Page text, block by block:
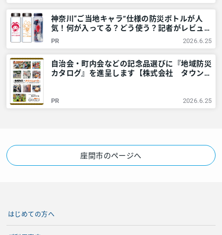
神奈川“ご当地キャラ”仕様の防災ボトルが人
気！何が入ってる？どう使う？記者がレビュー
してみました – 神奈川・東京多摩のご近所情
報 – レアリア
PR 2026.6.25
自治会・町内会などの記念品選びに『地域防災
カタログ』を進呈します【株式会社 タウンニ
PR 2026.6.25
座間市のページへ
はじめての方へ